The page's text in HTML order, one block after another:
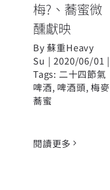
梅?、蕎蜜微
醺獻映
By蘇重Heavy
Su | 2020/06/01 |
Tags: 二十四節氣
啤酒, 啤酒頭,梅麥
蕎蜜
閱讀更多